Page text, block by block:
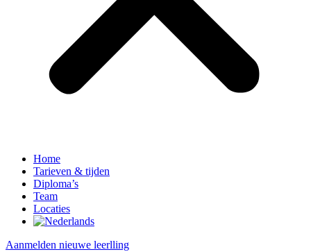
Home
Tarieven & tijden
Diploma’s
Team
Locaties
Aanmelden nieuwe leerlling